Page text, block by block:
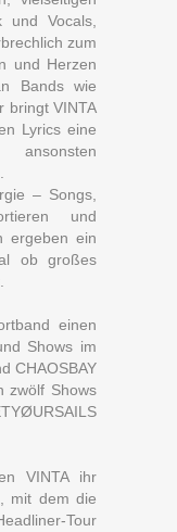
und Vocals,
zum
und Herzen
Bands wie
bringt VINTA
Lyrics eine
– Songs,
und
ergeben ein
ob großes
einen
Shows im
CHAOSBAY
zwölf Shows
VINTA ihr
mit dem die
Tour